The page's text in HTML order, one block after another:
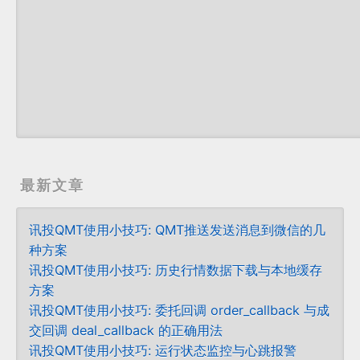
最新文章
讯投QMT使用小技巧: QMT推送发送消息到微信的几
种方案
讯投QMT使用小技巧: 历史行情数据下载与本地缓存
方案
讯投QMT使用小技巧: 委托回调 order_callback 与成
交回调 deal_callback 的正确用法
讯投QMT使用小技巧: 运行状态监控与心跳报警